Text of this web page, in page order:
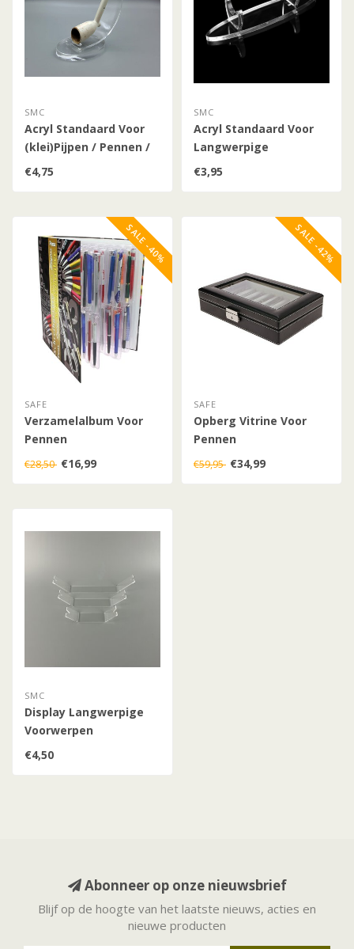
SMC
Acryl Standaard Voor
(klei)Pijpen / Pennen /
Langwerpige
€4,75
SMC
Acryl Standaard Voor
Langwerpige
Voorwerpen
€3,95
SALE -40%
SAFE
Verzamelalbum Voor
Pennen
€28,50 €16,99
SALE -42%
SAFE
Opberg Vitrine Voor
Pennen
€59,95 €34,99
SMC
Display Langwerpige
Voorwerpen
€4,50
Abonneer op onze nieuwsbrief
Blijf op de hoogte van het laatste nieuws, acties en
nieuwe producten